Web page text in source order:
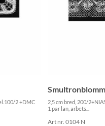
2 +DMC
2,5 cm bred, 200/
1 par lan, arbets...
Art nr. 0104 N